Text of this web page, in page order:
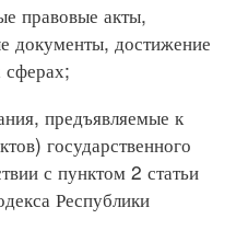
правовые акты,
документы, достижение
сферах;
предъявляемые к
государственного
с пунктом 2 статьи
Республики